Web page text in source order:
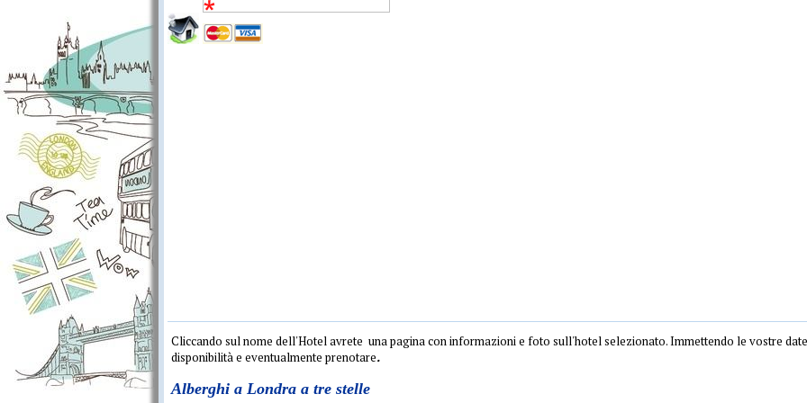
Cliccando sul nome dell'Hotel avrete una pagina con informazioni e foto sull'hotel selezionato. Immettendo le vostre
disponibilità e eventualmente prenotare.
Alberghi a Londra a tre stelle